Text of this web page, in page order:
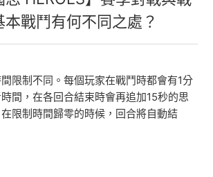
本戰鬥有何不同之處？
限制不同。每個玩家在戰鬥時都會有1分
間，在各回合結束時會再追加15秒的思
限制時間歸零的時候，回合將自動結